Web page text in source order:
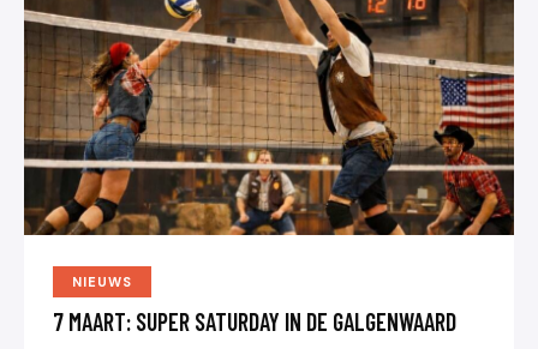
NIEUWS
7 MAART: SUPER SATURDAY IN DE GALGENWAARD